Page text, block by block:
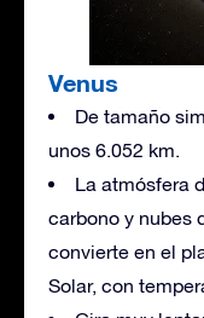
Venus
De tamaño
unos 6.052 km.
La atmósfera
carbono y nubes
convierte en el
Solar, con